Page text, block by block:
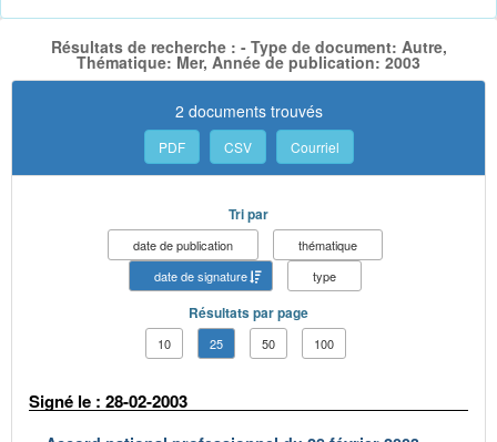
Résultats de recherche : - Type de document: Autre,
Thématique: Mer, Année de publication: 2003
2 documents trouvés
PDF CSV Courriel
Tri par
date de publication
thématique
date de signature
type
Résultats par page
10 25 50 100
Signé le : 28-02-2003